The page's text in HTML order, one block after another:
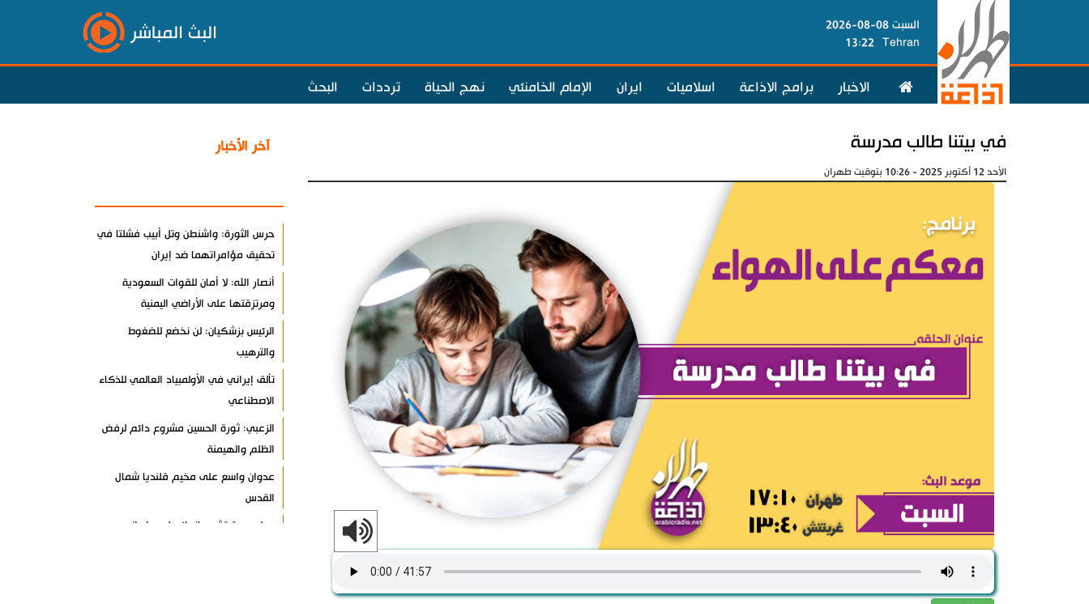
السبت 08-08-2026
Tehran
13:22 البث المباشر
الاخبار برامج الاذاعة اسلاميات ايران الإمام الخامنئي نهج الحياة ترددات البحث
في بيتنا طالب مدرسة
الأحد 12 أكتوبر 2025 - 10:26 بتوقيت طهران
آخر الأخبار
حرس الثورة: واشنطن وتل أبيب فشلتا في
تحقيق مؤامراتهما ضد إيران
أنصار الله: لا أمان للقوات السعودية
ومرتزقتها على الأراضي اليمنية
الرئيس بزشكيان: لن نخضع للضغوط
والترهيب
تألق إيراني في الأولمبياد العالمي للذكاء
الاصطناعي
الزعبي: ثورة الحسين مشروع دائم لرفض
الظلم والهيمنة
عدوان واسع على مخيم قلنديا شمال
القدس
دول عربية تشيد بإنجاز علمي إيراني